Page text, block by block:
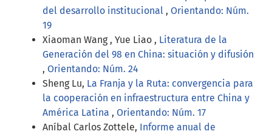
del desarrollo institucional , Orientando: Núm.
19
Xiaoman Wang , Yue Liao , Literatura de la
Generación del 98 en China: situación y difusión
, Orientando: Núm. 24
Sheng Lu, La Franja y la Ruta: convergencia para
la cooperación en infraestructura entre China y
América Latina , Orientando: Núm. 17
Aníbal Carlos Zottele, Informe anual de